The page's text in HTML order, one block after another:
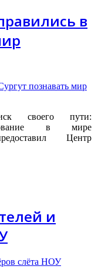
в
своего пути:
в мире
Центр
и